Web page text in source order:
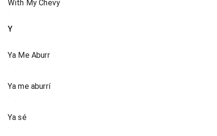
With My Chevy
Y
Ya Me Aburr
Ya me aburrí
Ya sé